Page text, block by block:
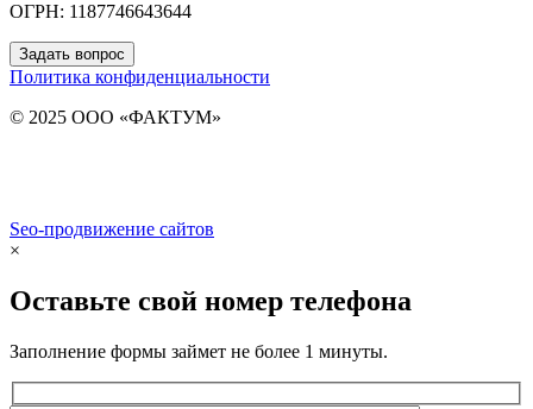
ОГРН: 1187746643644
Задать вопрос
Политика конфиденциальности
© 2025 ООО «ФАКТУМ»
Seo-продвижение сайтов
×
Оставьте свой номер телефона
Заполнение формы займет не более 1 минуты.